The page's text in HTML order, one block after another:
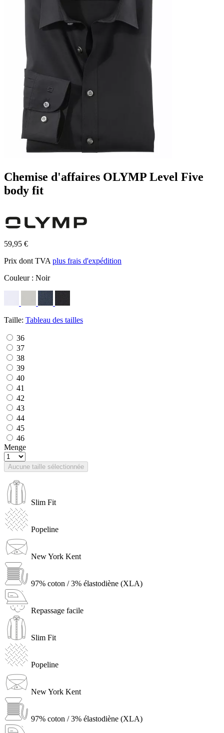
Chemise d'affaires OLYMP Level Five
body fit
59,95 €
Prix dont TVA plus frais d'expédition
Couleur : Noir
Taille: Tableau des tailles
36
37
38
39
40
41
42
43
44
45
46
Menge
Aucune taille sélectionnée
Slim Fit
Popeline
New York Kent
97% coton / 3% élastodiène (XLA)
Repassage facile
Slim Fit
Popeline
New York Kent
97% coton / 3% élastodiène (XLA)